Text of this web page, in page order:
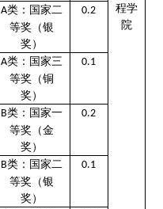
程学
院
A类：国家二
等奖（银
奖）
0.2
A类：国家三
等奖（铜
奖）
0.1
B类：国家一
等奖（金
奖）
0.2
B类：国家二
等奖（银
奖）
0.1